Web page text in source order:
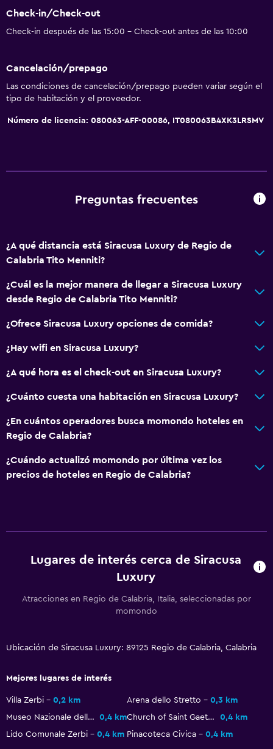
Gorro de baño
Baño pequeño adicional
Secador de pelo
Aseo
Papel higiénico
General
Vista a una calle tranquila
Zona de estar
Vista al patio interior
Piso de cerámica/mármol
Vista a la ciudad
Espacio de almacenamiento
Cajero automático/banco
Caja fuerte
Servicio de habitaciones
Acceso con llave
Check-out exprés
Botella de agua
Hipoalergénico
Habitación hipoalergénica
Plantas superiores accesibles por escaleras
Comedor
Tetera eléctrica
Minibar
Check-in/Check-out
Check-in después de las 15:00 - Check-out antes de las 10:00
Cancelación/prepago
Las condiciones de cancelación/prepago pueden variar según el
tipo de habitación y el proveedor.
Número de licencia: 080063-AFF-00086, IT080063B4XK3LRSMV
Preguntas frecuentes
¿A qué distancia está Siracusa Luxury de Regio de
Calabria Tito Menniti?
¿Cuál es la mejor manera de llegar a Siracusa Luxury
desde Regio de Calabria Tito Menniti?
¿Ofrece Siracusa Luxury opciones de comida?
¿Hay wifi en Siracusa Luxury?
¿A qué hora es el check-out en Siracusa Luxury?
¿Cuánto cuesta una habitación en Siracusa Luxury?
¿En cuántos operadores busca momondo hoteles en
Regio de Calabria?
¿Cuándo actualizó momondo por última vez los
precios de hoteles en Regio de Calabria?
Lugares de interés cerca de Siracusa
Luxury
Atracciones en Regio de Calabria, Italia, seleccionadas por
momondo
Ubicación de Siracusa Luxury: 89125 Regio de Calabria, Calabria
Mejores lugares de interés
Villa Zerbi 0,2 km Arena dello Stretto
0,3 km
Museo Nazionale della Magna Grecia
0,4 km Church of Saint Gaetano Catanoso
0,4 km
Lido Comunale Zerbi
0,4 km Pinacoteca Civica 0,4 km